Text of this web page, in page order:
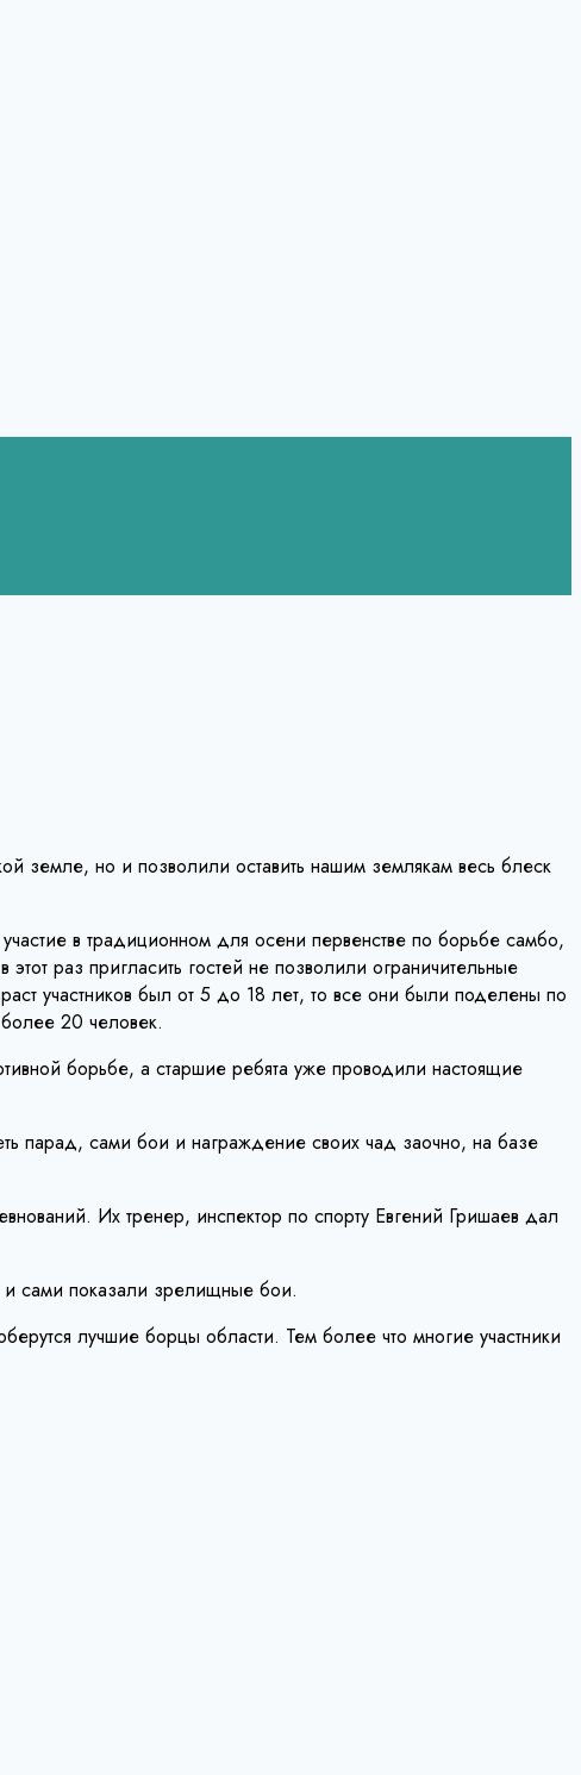
земле, но и позволили оставить нашим землякам весь блеск
в традиционном для осени первенстве по борьбе самбо,
раз пригласить гостей не позволили ограничительные
участников был от 5 до 18 лет, то все они были поделены по
20 человек.
борьбе, а старшие ребята уже проводили настоящие
парад, сами бои и награждение своих чад заочно, на базе
Их тренер, инспектор по спорту Евгений Гришаев дал
и сами показали зрелищные бои.
лучшие борцы области. Тем более что многие участники